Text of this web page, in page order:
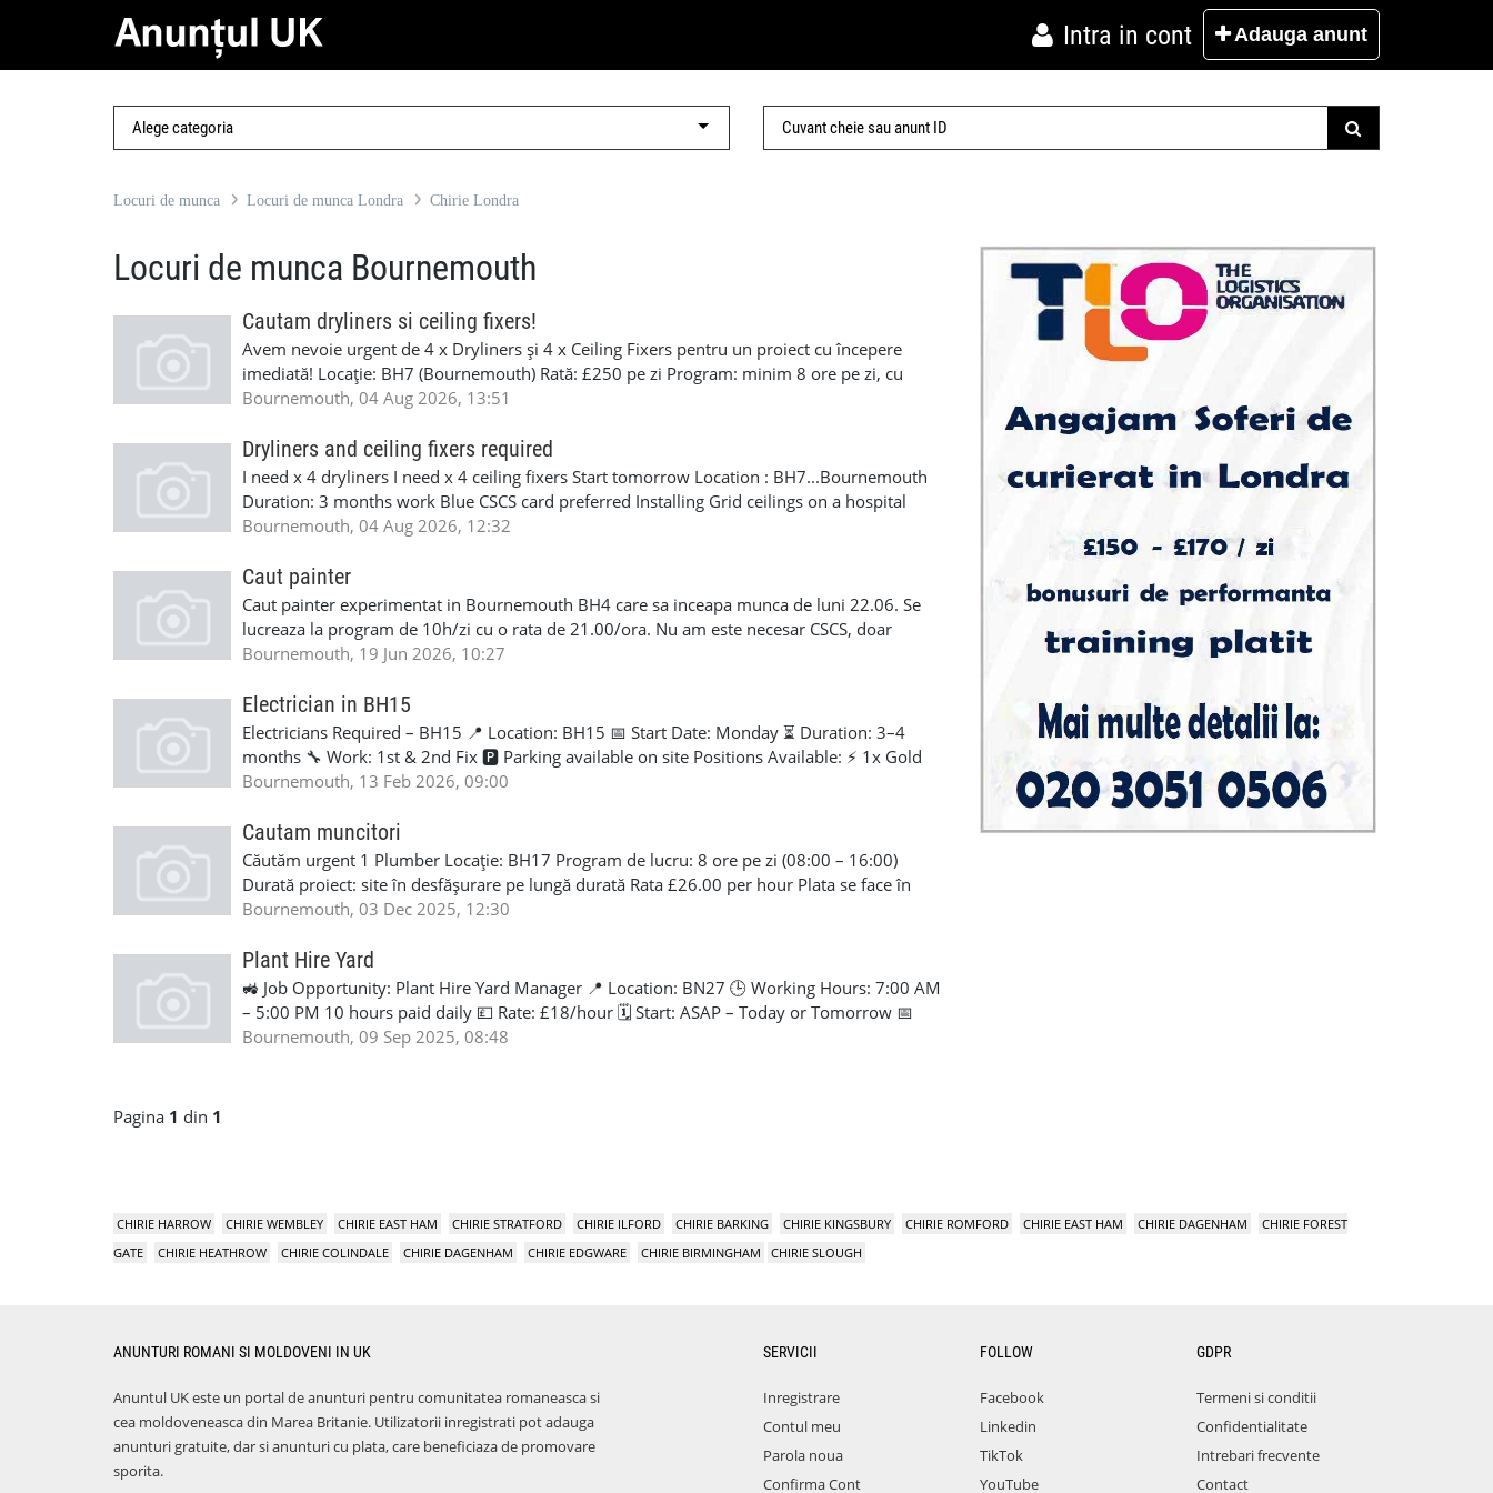
Intra in cont Adauga anunt
Locuri de munca Locuri de munca Londra Chirie Londra
Locuri de munca Bournemouth
Cautam dryliners si ceiling fixers!
Avem nevoie urgent de 4 x Dryliners și 4 x Ceiling Fixers pentru un proiect cu începere
imediată! Locație: BH7 (Bournemouth) Rată: £250 pe zi Program: minim 8 ore pe zi, cu
posibilitate de lucru în weekend și ore suplimentare Durată: pe termen lung Plata este
într-un proiect de renovare a unui spital. Cerințe: Blue CSCS Card (preferabil), PPE, scule
proprii și documente valabile. Pentru mai multe detalii: Rebeca +44 7441 955861
(WhatsApp sau apel)
Bournemouth, 04 Aug 2026, 13:51
Dryliners and ceiling fixers required
I need x 4 dryliners I need x 4 ceiling fixers Start tomorrow Location : BH7...Bournemouth
Duration: 3 months work Blue CSCS card preferred Installing Grid ceilings on a hospital
refurbishment Rate : 250.00 day If you are interested please contact me on WhatsApp
Bournemouth, 04 Aug 2026, 12:32
Caut painter
Caut painter experimentat in Bournemouth BH4 care sa inceapa munca de luni 22.06. Se
lucreaza la program de 10h/zi cu o rata de 21.00/ora. Nu am este necesar CSCS, doar
experienta . Se lucreaza cu program de la 08:00-18:00. Must have previous
Bournemouth, 19 Jun 2026, 10:27
Electrician in BH15
Electricians Required – BH15 📍 Location: BH15 📅 Start Date: Monday ⏳ Duration: 3–4
months 🔧 Work: 1st & 2nd Fix 🅿️ Parking available on site Positions Available: ⚡ 1x Gold
Card Electrician – £27.00 per hour ⚡ 1x ECS Electrical Improver – £21.00 per hour 💷 Rates
Lorena - +44 7441 905961
Bournemouth, 13 Feb 2026, 09:00
Cautam muncitori
Căutăm urgent 1 Plumber Locație: BH17 Program de lucru: 8 ore pe zi (08:00 – 16:00)
Durată proiect: site în desfășurare pe lungă durată Rata £26.00 per hour Plata se face în
fiecare vineri Din motive de siguranță echipamentul complet este necesar (PPE)
apartamente noi Pentru mai multe detalii vă rog să apelați la numărul de telefon sau mesaj
pe WhatsApp +447455310020 Riana
Bournemouth, 03 Dec 2025, 12:30
Plant Hire Yard
🚜 Job Opportunity: Plant Hire Yard Manager 📍 Location: BN27 🕒 Working Hours: 7:00 AM
– 5:00 PM 10 hours paid daily 💷 Rate: £18/hour 🗓️ Start: ASAP – Today or Tomorrow 📅
Full-Time Position 🕧 Overtime & Weekend Work Available 📞 To Apply, Contact: Lorena at
Bournemouth, 09 Sep 2025, 08:48
Pagina 1 din 1
CHIRIE HARROW CHIRIE WEMBLEY CHIRIE EAST HAM CHIRIE STRATFORD CHIRIE ILFORD CHIRIE BARKING CHIRIE KINGSBURY CHIRIE ROMFORD CHIRIE EAST HAM CHIRIE DAGENHAM
CHIRIE FOREST
GATE
CHIRIE HEATHROW CHIRIE COLINDALE CHIRIE DAGENHAM CHIRIE EDGWARE CHIRIE BIRMINGHAM CHIRIE SLOUGH
ANUNTURI ROMANI SI MOLDOVENI IN UK
Anuntul UK este un portal de anunturi pentru comunitatea romaneasca si
cea moldoveneasca din Marea Britanie. Utilizatorii inregistrati pot adauga
anunturi gratuite, dar si anunturi cu plata, care beneficiaza de promovare
sporita.
SERVICII
Inregistrare
Contul meu
Parola noua
Confirma Cont
FOLLOW
Facebook
Linkedin
TikTok
YouTube
GDPR
Termeni si conditii
Confidentialitate
Intrebari frecvente
Contact